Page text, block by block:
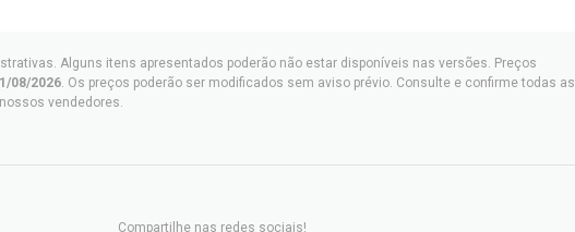
Alguns itens apresentados poderão não estar disponíveis nas versões. Preços
08/2026. Os preços poderão ser modificados sem aviso prévio. Consulte e confirme todas as
vendedores.
Compartilhe nas redes sociais!